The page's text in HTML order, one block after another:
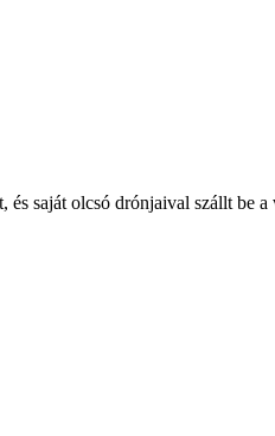
saját olcsó drónjaival szállt be a